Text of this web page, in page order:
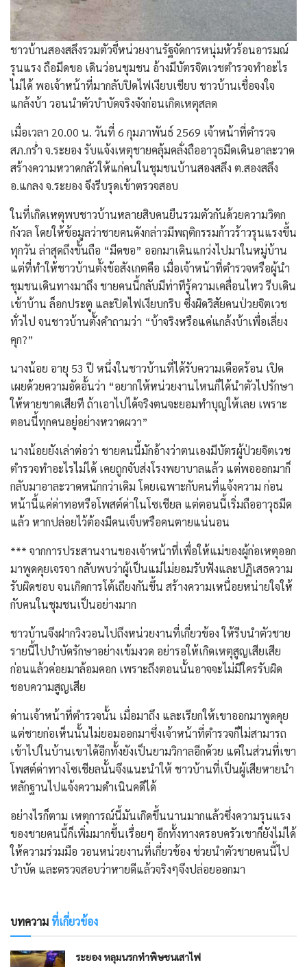
ชาวบ้านสองสลึงรวมตัวจี้หน่วยงานรัฐจัดการหนุ่มหัวร้อนอารมณ์
รุนแรง ถือมีดขอ เดินว่อนชุมชน อ้างมีบัตรจิตเวชตำรวจทำอะไร
ไม่ได้ พอเจ้าหน้าที่มากลับปิดไฟเงียบเชียบ ชาวบ้านเชื่อจงใจ
แกล้งบ้า วอนนำตัวบำบัดจริงจังก่อนเกิดเหตุสลด
เมื่อเวลา 20.00 น. วันที่ 6 กุมภาพันธ์ 2569 เจ้าหน้าที่ตำรวจ
สภ.กร่ำ จ.ระยอง รับแจ้งเหตุชายคลุ้มคลั่งถืออาวุธมีดเดินอาละวาด
สร้างความหวาดกลัวให้แก่คนในชุมชนบ้านสองสลึง ต.สองสลึง
อ.แกลง จ.ระยอง จึงรีบรุดเข้าตรวจสอบ
ในที่เกิดเหตุพบชาวบ้านหลายสิบคนยืนรวมตัวกันด้วยความวิตก
กังวล โดยให้ข้อมูลว่าชายคนดังกล่าวมีพฤติกรรมก้าวร้าวรุนแรงขึ้น
ทุกวัน ล่าสุดถึงขั้นถือ “มีดขอ” ออกมาเดินแกว่งไปมาในหมู่บ้าน
แต่ที่ทำให้ชาวบ้านตั้งข้อสังเกตคือ เมื่อเจ้าหน้าที่ตำรวจหรือผู้นำ
ชุมชนเดินทางมาถึง ชายคนนี้กลับมีท่าทีรู้ความเคลื่อนไหว รีบเดิน
เข้าบ้าน ล็อกประตู และปิดไฟเงียบกริบ ซึ่งผิดวิสัยคนป่วยจิตเวช
ทั่วไป จนชาวบ้านตั้งคำถามว่า “บ้าจริงหรือแค่แกล้งบ้าเพื่อเลี่ยง
คุก?”
นางน้อย อายุ 53 ปี หนึ่งในชาวบ้านที่ได้รับความเดือดร้อน เปิด
เผยด้วยความอัดอั้นว่า “อยากให้หน่วยงานไหนก็ได้นำตัวไปรักษา
ให้หายขาดเสียที ถ้าเอาไปได้จริงตนจะยอมทำบุญให้เลย เพราะ
ตอนนี้ทุกคนอยู่อย่างหวาดผวา”
นางน้อยยังเล่าต่อว่า ชายคนนี้มักอ้างว่าตนเองมีบัตรผู้ป่วยจิตเวช
ตำรวจทำอะไรไม่ได้ เคยถูกจับส่งโรงพยาบาลแล้ว แต่พอออกมาก็
กลับมาอาละวาดหนักกว่าเดิม โดยเฉพาะกับคนที่แจ้งความ ก่อน
หน้านี้แค่ด่าทอหรือโพสต์ด่าในโซเชียล แต่ตอนนี้เริ่มถืออาวุธมีด
แล้ว หากปล่อยไว้ต้องมีคนเจ็บหรือคนตายแน่นอน
*** จากการประสานงานของเจ้าหน้าที่เพื่อให้แม่ของผู้ก่อเหตุออก
มาพูดคุยเจรจา กลับพบว่าผู้เป็นแม่ไม่ยอมรับฟังและปฏิเสธความ
รับผิดชอบ จนเกิดการโต้เถียงกันขึ้น สร้างความเหนื่อยหน่ายใจให้
กับคนในชุมชนเป็นอย่างมาก
ชาวบ้านจึงฝากวิงวอนไปถึงหน่วยงานที่เกี่ยวข้อง ให้รีบนำตัวชาย
รายนี้ไปบำบัดรักษาอย่างเข้มงวด อย่ารอให้เกิดเหตุสูญเสียเสีย
ก่อนแล้วค่อยมาล้อมคอก เพราะถึงตอนนั้นอาจจะไม่มีใครรับผิด
ชอบความสูญเสีย
ด่านเจ้าหน้าที่ตำรวจนั้น เมื่อมาถึง และเรียกให้เขาออกมาพูดคุย
แต่ชายก่อเห็นนั้นไม่ยอมออกมาซึ่งเจ้าหน้าที่ตำรวจก็ไม่สามารถ
เข้าไปในบ้านเขาได้อีกทั้งยังเป็นยามวิกาลอีกด้วย แต่ในส่วนที่เขา
โพสต์ด่าทางโซเชียลนั้นจึงแนะนำให้ ชาวบ้านที่เป็นผู้เสียหายนำ
หลักฐานไปแจ้งความดำเนินคดีได้
อย่างไรก็ตาม เหตุการณ์นี้มันเกิดขึ้นนานมากแล้วซึ่งความรุนแรง
ของชายคนนี้ก็เพิ่มมากขึ้นเรื่อยๆ อีกทั้งทางครอบครัวเขาก็ยังไม่ได้
ให้ความร่วมมือ วอนหน่วยงานที่เกี่ยวข้อง ช่วยนำตัวชายคนนี้ไป
บำบัด และตรวจสอบว่าหายดีแล้วจริงๆจึงปล่อยออกมา
บทความที่เกี่ยวข้อง
ระยอง หลุมนรกทำพิษชนเสาไฟ​